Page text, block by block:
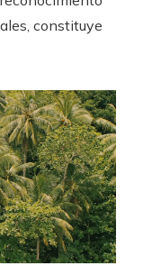
constituye